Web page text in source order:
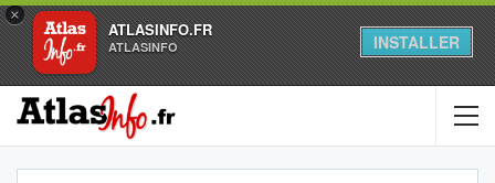
×
ATLASINFO.FR
ATLASINFO INSTALLER